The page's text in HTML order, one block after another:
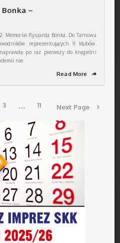
Bonka –
Memoriał Ryszarda Bonka. Do Tarnowa
reprezentujących 9 klubów.
po raz pierwszy do kręgielni
nie
Read More ➦
3 … 11 Next Page 